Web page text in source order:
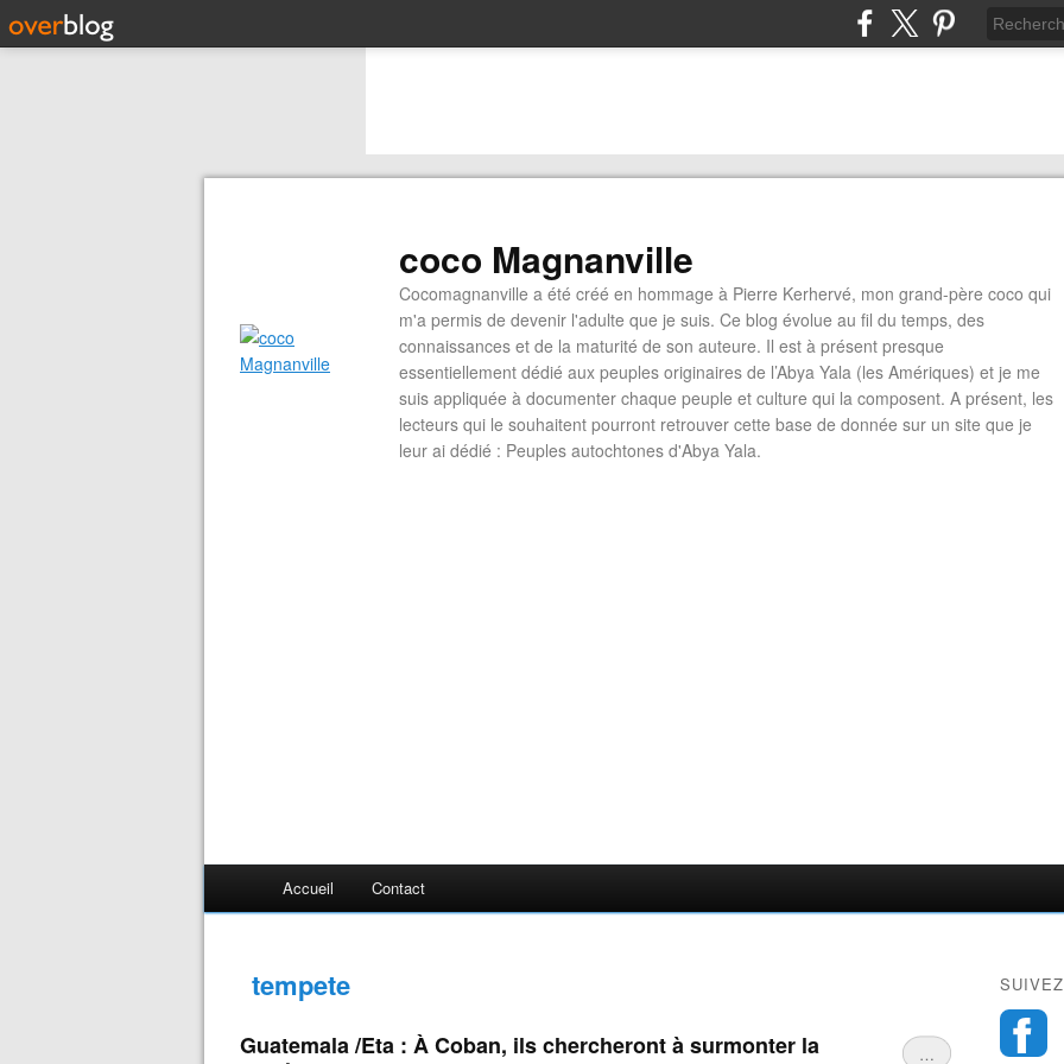
coco Magnanville
Cocomagnanville a été créé en hommage à Pierre Kerhervé, mon grand-père coco qui
m'a permis de devenir l'adulte que je suis. Ce blog évolue au fil du temps, des
connaissances et de la maturité de son auteure. Il est à présent presque
essentiellement dédié aux peuples originaires de l’Abya Yala (les Amériques) et je me
suis appliquée à documenter chaque peuple et culture qui la composent. A présent, les
lecteurs qui le souhaitent pourront retrouver cette base de donnée sur un site que je
leur ai dédié : Peuples autochtones d'Abya Yala.
Accueil Contact
tempete
…
Guatemala /Eta : À Coban, ils chercheront à surmonter la